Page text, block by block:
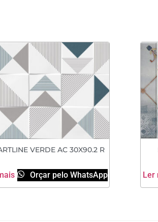
VERDE AC 30X90.2 R
Orçar pelo WhatsApp Ler